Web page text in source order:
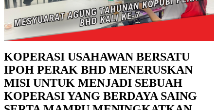
KOPERASI USAHAWAN BERSATU
IPOH PERAK BHD MENERUSKAN
MISI UNTUK MENJADI SEBUAH
KOPERASI YANG BERDAYA SAING